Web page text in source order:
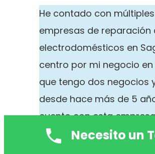
He contado con múltiples
empresas de reparación
electrodomésticos en
centro por mi negocio
que tengo dos negocios
desde hace más de 5
cuento con esta
reparaciones a domicilio.
Necesito un